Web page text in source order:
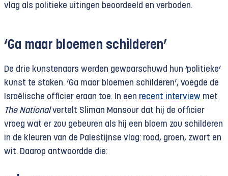
vlag als politieke uitingen beoordeeld en verboden.
‘Ga maar bloemen schilderen’
De drie kunstenaars werden gewaarschuwd hun ‘politieke’
kunst te staken. ‘Ga maar bloemen schilderen’, voegde de
Israëlische officier eraan toe. In een recent interview met
The Nationalvertelt Sliman Mansour dat hij de officier
vroeg wat er zou gebeuren als hij een bloem zou schilderen
in de kleuren van de Palestijnse vlag: rood, groen, zwart en
wit. Daarop antwoordde die: